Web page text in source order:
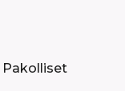
Pakolliset